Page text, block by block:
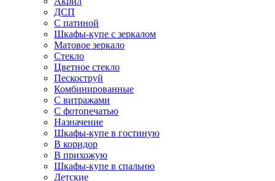
ДСП
С патиной
Шкафы-купе с зеркалом
Матовое зеркало
Стекло
Цветное стекло
Пескоструй
Комбинированные
С витражами
С фотопечатью
Назначение
Шкафы-купе в гостиную
В коридор
В прихожую
Шкафы-купе в спальню
Детские